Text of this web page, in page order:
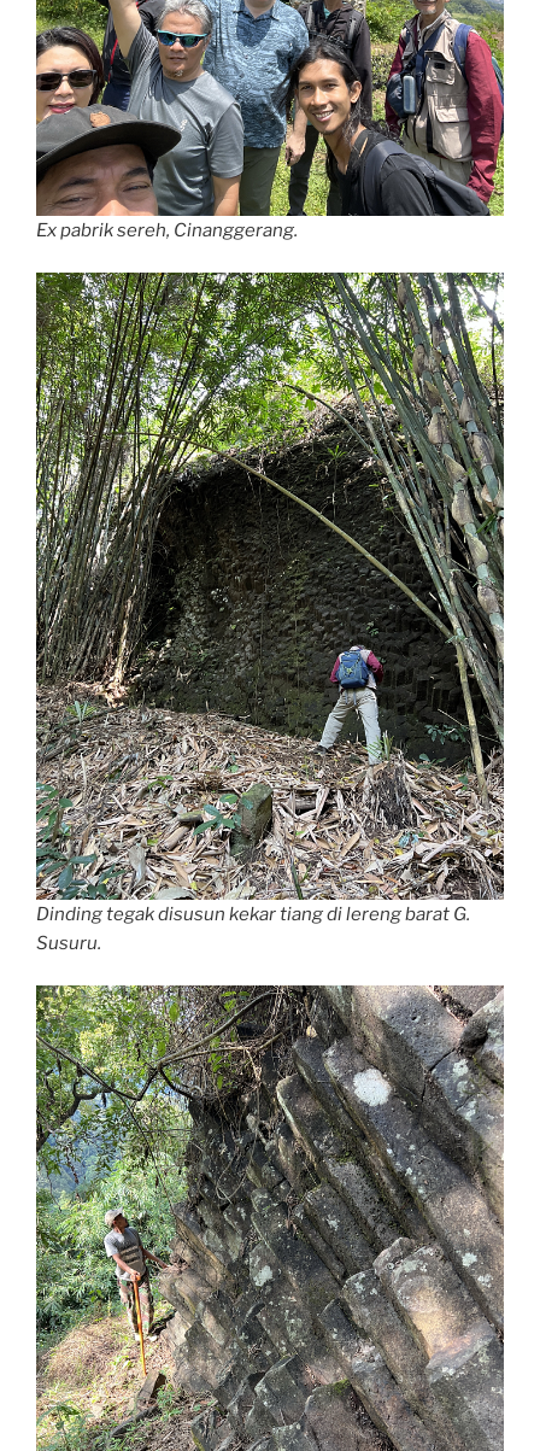
Ex pabrik sereh, Cinanggerang.
Dinding tegak disusun kekar tiang di lereng barat G.
Susuru.